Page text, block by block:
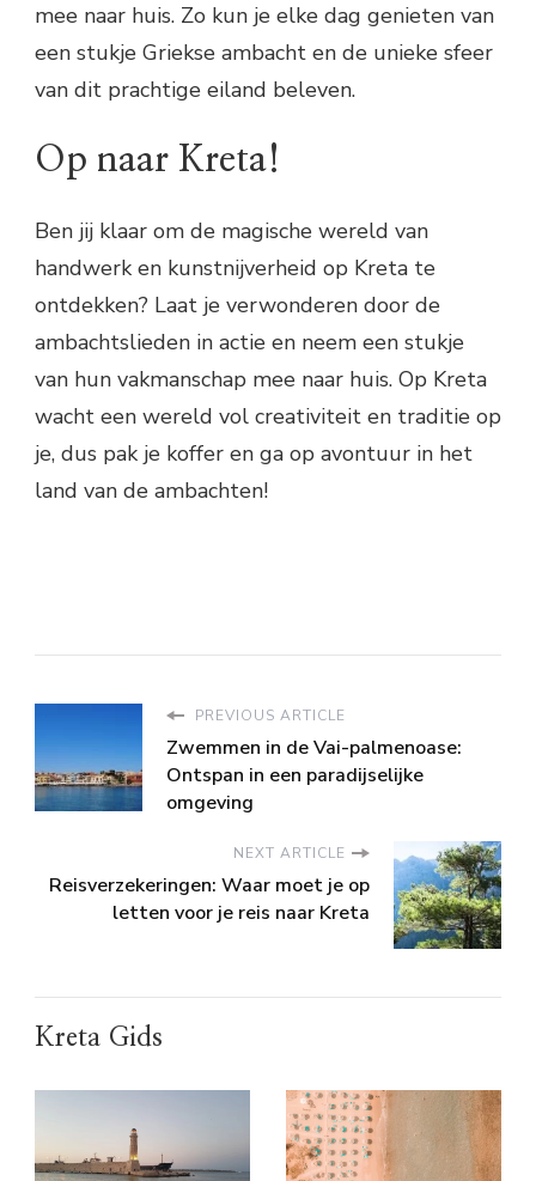
mee naar huis. Zo kun je elke dag genieten van
een stukje Griekse ambacht en de unieke sfeer
van dit prachtige eiland beleven.
Op naar Kreta!
Ben jij klaar om de magische wereld van
handwerk en kunstnijverheid op Kreta te
ontdekken? Laat je verwonderen door de
ambachtslieden in actie en neem een stukje
van hun vakmanschap mee naar huis. Op Kreta
wacht een wereld vol creativiteit en traditie op
je, dus pak je koffer en ga op avontuur in het
land van de ambachten!
PREVIOUS ARTICLE
Zwemmen in de Vai-palmenoase:
Ontspan in een paradijselijke
omgeving
NEXT ARTICLE
Reisverzekeringen: Waar moet je op
letten voor je reis naar Kreta
Kreta Gids